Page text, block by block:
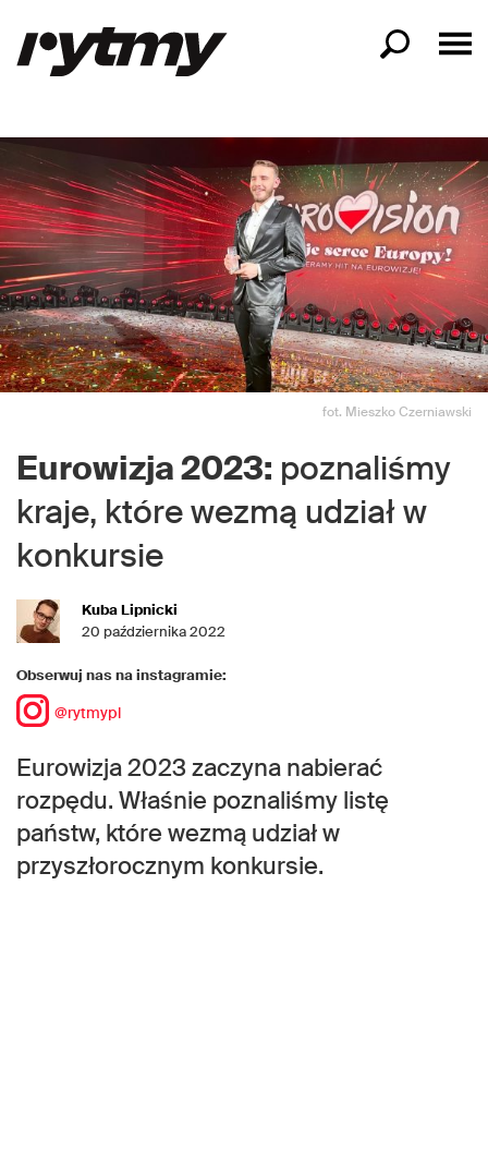
fot. Mieszko Czerniawski
Eurowizja 2023: poznaliśmy
kraje, które wezmą udział w
konkursie
Kuba Lipnicki
20 października 2022
Obserwuj nas na instagramie:
@rytmypl
Eurowizja 2023 zaczyna nabierać
rozpędu. Właśnie poznaliśmy listę
państw, które wezmą udział w
przyszłorocznym konkursie.